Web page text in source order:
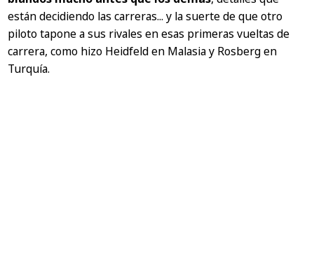
están decidiendo las carreras... y la suerte de que otro
piloto tapone a sus rivales en esas primeras vueltas de
carrera, como hizo Heidfeld en Malasia y Rosberg en
Turquía.